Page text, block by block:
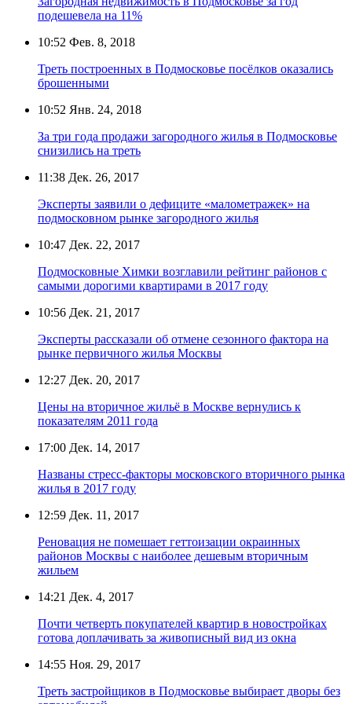
подешевела на 11%
10:52 Фев. 8, 2018
Треть построенных в Подмосковье посёлков оказались
брошенными
10:52 Янв. 24, 2018
За три года продажи загородного жилья в Подмосковье
снизились на треть
11:38 Дек. 26, 2017
Эксперты заявили о дефиците «малометражек» на
подмосковном рынке загородного жилья
10:47 Дек. 22, 2017
Подмосковные Химки возглавили рейтинг районов с
самыми дорогими квартирами в 2017 году
10:56 Дек. 21, 2017
Эксперты рассказали об отмене сезонного фактора на
рынке первичного жилья Москвы
12:27 Дек. 20, 2017
Цены на вторичное жильё в Москве вернулись к
показателям 2011 года
17:00 Дек. 14, 2017
Названы стресс-факторы московского вторичного рынка
жилья в 2017 году
12:59 Дек. 11, 2017
Реновация не помешает геттоизации окраинных
районов Москвы с наиболее дешевым вторичным
жильем
14:21 Дек. 4, 2017
Почти четверть покупателей квартир в новостройках
готова доплачивать за живописный вид из окна
14:55 Ноя. 29, 2017
Треть застройщиков в Подмосковье выбирает дворы без